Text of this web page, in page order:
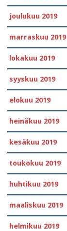
joulukuu 2019
marraskuu 2019
lokakuu 2019
syyskuu 2019
elokuu 2019
heinäkuu 2019
kesäkuu 2019
toukokuu 2019
huhtikuu 2019
maaliskuu 2019
helmikuu 2019